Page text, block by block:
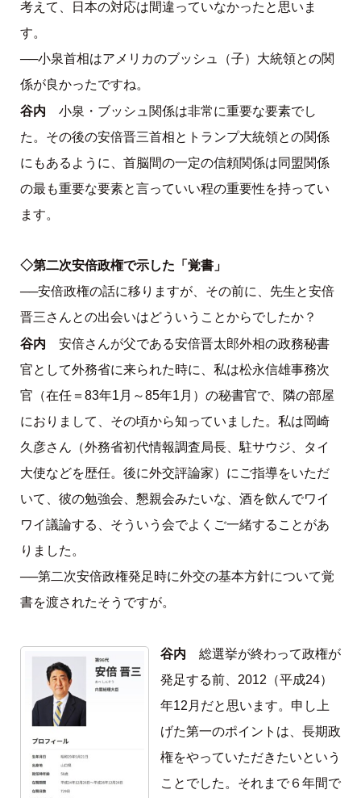
考えて、日本の対応は間違っていなかったと思いま
す。
──小泉首相はアメリカのブッシュ（子）大統領との関
係が良かったですね。
谷内 小泉・ブッシュ関係は非常に重要な要素でし
た。その後の安倍晋三首相とトランプ大統領との関係
にもあるように、首脳間の一定の信頼関係は同盟関係
の最も重要な要素と言っていい程の重要性を持ってい
ます。
◇第二次安倍政権で示した「覚書」
──安倍政権の話に移りますが、その前に、先生と安倍
晋三さんとの出会いはどういうことからでしたか？
谷内 安倍さんが父である安倍晋太郎外相の政務秘書
官として外務省に来られた時に、私は松永信雄事務次
官（在任＝83年1月～85年1月）の秘書官で、隣の部屋
におりまして、その頃から知っていました。私は岡崎
久彦さん（外務省初代情報調査局長、駐サウジ、タイ
大使などを歴任。後に外交評論家）にご指導をいただ
いて、彼の勉強会、懇親会みたいな、酒を飲んでワイ
ワイ議論する、そういう会でよくご一緒することがあ
りました。
──第二次安倍政権発足時に外交の基本方針について覚
書を渡されたそうですが。
谷内 総選挙が終わって政権が
発足する前、2012（平成24）
年12月だと思います。申し上
げた第一のポイントは、長期政
権をやっていただきたいという
ことでした。それまで６年間で